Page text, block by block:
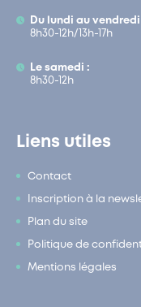
Du lundi au vendredi
8h30-12h/13h-17h
Le samedi :
8h30-12h
Liens utiles
Contact
Inscription à la
Plan du site
Politique de
Mentions légales